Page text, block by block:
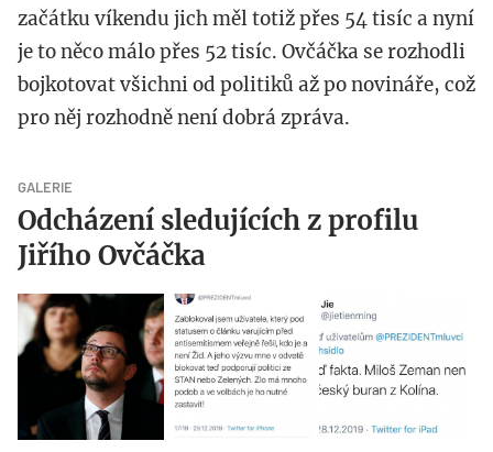
začátku víkendu jich měl totiž přes 54 tisíc a nyní
je to něco málo přes 52 tisíc. Ovčáčka se rozhodli
bojkotovat všichni od politiků až po novináře, což
pro něj rozhodně není dobrá zpráva.
GALERIE
Odcházení sledujících z profilu
Jiřího Ovčáčka